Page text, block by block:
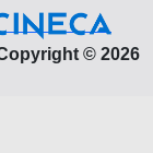
© 2026